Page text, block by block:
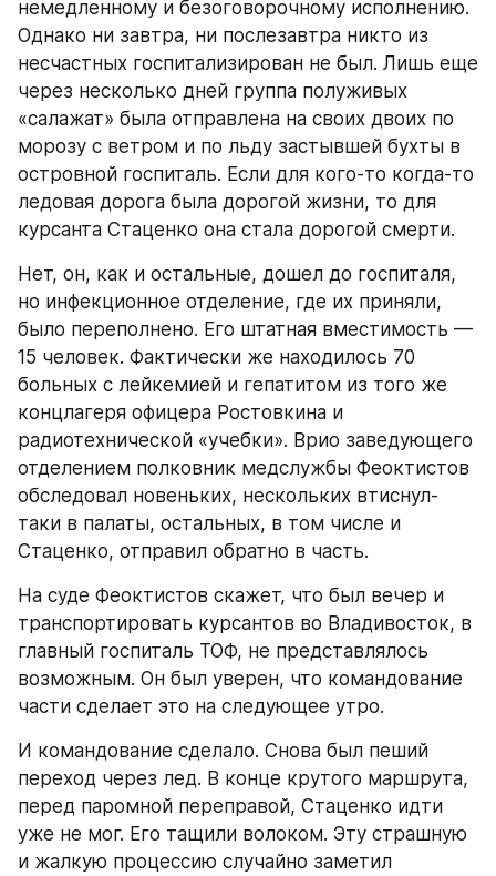
немедленному и безоговорочному исполнению.
Однако ни завтра, ни послезавтра никто из
несчастных госпитализирован не был. Лишь еще
через несколько дней группа полуживых
«салажат» была отправлена на своих двоих по
морозу с ветром и по льду застывшей бухты в
островной госпиталь. Если для кого-то когда-то
ледовая дорога была дорогой жизни, то для
курсанта Стаценко она стала дорогой смерти.
Нет, он, как и остальные, дошел до госпиталя,
но инфекционное отделение, где их приняли,
было переполнено. Его штатная вместимость —
15 человек. Фактически же находилось 70
больных с лейкемией и гепатитом из того же
концлагеря офицера Ростовкина и
радиотехнической «учебки». Врио заведующего
отделением полковник медслужбы Феоктистов
обследовал новеньких, нескольких втиснул-
таки в палаты, остальных, в том числе и
Стаценко, отправил обратно в часть.
На суде Феоктистов скажет, что был вечер и
транспортировать курсантов во Владивосток, в
главный госпиталь ТОФ, не представлялось
возможным. Он был уверен, что командование
части сделает это на следующее утро.
И командование сделало. Снова был пеший
переход через лед. В конце крутого маршрута,
перед паромной переправой, Стаценко идти
уже не мог. Его тащили волоком. Эту страшную
и жалкую процессию случайно заметил